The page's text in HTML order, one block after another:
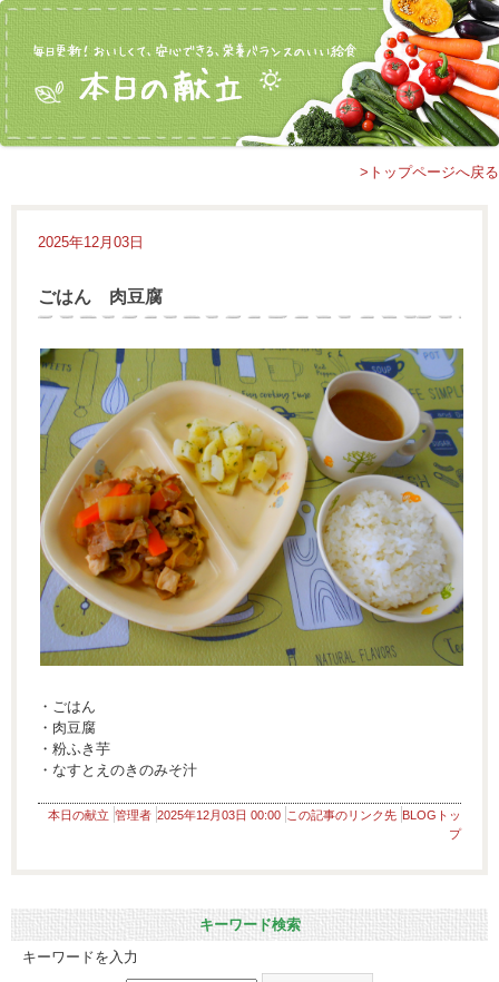
>トップページへ戻る
2025年12月03日
ごはん 肉豆腐
・ごはん
・肉豆腐
・粉ふき芋
・なすとえのきのみそ汁
本日の献立 管理者 2025年12月03日 00:00 この記事のリンク先 BLOGトッ
プ
キーワード検索
キーワードを入力